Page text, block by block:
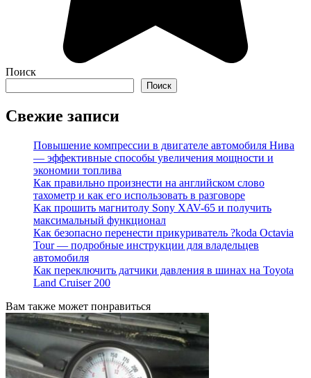
Поиск
Поиск
Свежие записи
Повышение компрессии в двигателе автомобиля Нива
— эффективные способы увеличения мощности и
экономии топлива
Как правильно произнести на английском слово
тахометр и как его использовать в разговоре
Как прошить магнитолу Sony XAV-65 и получить
максимальный функционал
Как безопасно перенести прикуриватель ?koda Octavia
Tour — подробные инструкции для владельцев
автомобиля
Как переключить датчики давления в шинах на Toyota
Land Cruiser 200
Вам также может понравиться